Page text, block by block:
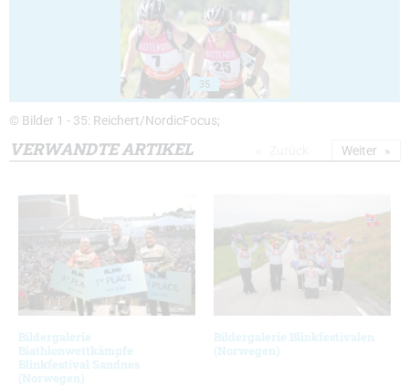
35
© Bilder 1 - 35: Reichert/NordicFocus;
VERWANDTE ARTIKEL
Bildergalerie
Biathlonwettkämpfe
Blinkfestival Sandnes
(Norwegen)
Bildergalerie Blinkfestivalen
(Norwegen)
Weiter